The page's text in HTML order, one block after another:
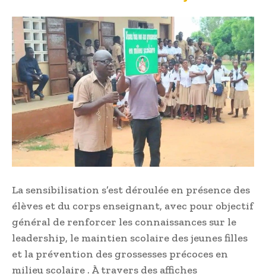
La sensibilisation s’est déroulée en présence des
élèves et du corps enseignant, avec pour objectif
général de renforcer les connaissances sur le
leadership, le maintien scolaire des jeunes filles
et la prévention des grossesses précoces en
milieu scolaire . À travers des affiches